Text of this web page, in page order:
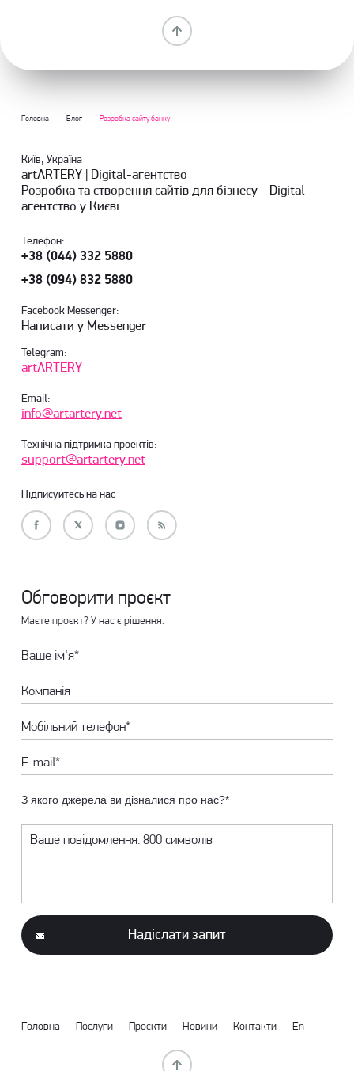
Київ, Україна
artARTERY | Digital-агентство
Розробка та створення сайтів для бізнесу - Digital-
агентство у Києві
Телефон:
+38 (044) 332 5880
+38 (094) 832 5880
Facebook Messenger:
Написати у Messenger
Telegram:
artARTERY
Email:
info@artartery.net
Технічна підтримка проектів:
support@artartery.net
Підписуйтесь на нас
Головна Блог Розробка сайту банку
Обговорити проєкт
Маєте проєкт? У нас є рішення.
З якого джерела ви дізналися про нас?*
Надіслати запит
Головна Послуги Проєкти Новини Контакти En